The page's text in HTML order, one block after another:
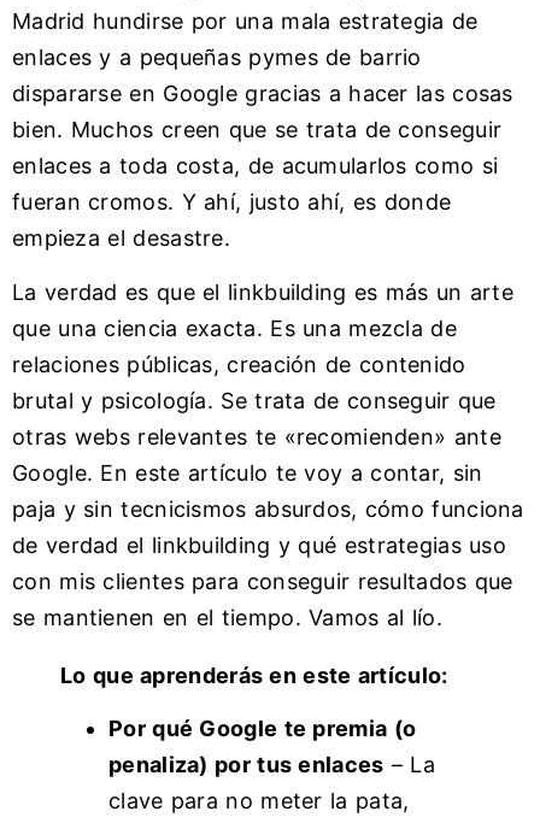
Madrid hundirse por una mala estrategia de
enlaces y a pequeñas pymes de barrio
dispararse en Google gracias a hacer las cosas
bien. Muchos creen que se trata de conseguir
enlaces a toda costa, de acumularlos como si
fueran cromos. Y ahí, justo ahí, es donde
empieza el desastre.
La verdad es que el linkbuilding es más un arte
que una ciencia exacta. Es una mezcla de
relaciones públicas, creación de contenido
brutal y psicología. Se trata de conseguir que
otras webs relevantes te «recomienden» ante
Google. En este artículo te voy a contar, sin
paja y sin tecnicismos absurdos, cómo funciona
de verdad el linkbuilding y qué estrategias uso
con mis clientes para conseguir resultados que
se mantienen en el tiempo. Vamos al lío.
Lo que aprenderás en este artículo:
Por qué Google te premia (o
penaliza) por tus enlaces – La
clave para no meter la pata,